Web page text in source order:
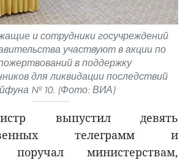
и сотрудники госучреждений
участвуют в акции по
в поддержку
для ликвидации последствий
№ 10. (Фото: ВИА)
выпустил девять
телеграмм и
поручал министерствам,